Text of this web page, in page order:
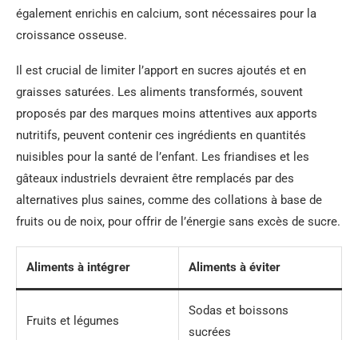
également enrichis en calcium, sont nécessaires pour la
croissance osseuse.
Il est crucial de limiter l’apport en sucres ajoutés et en
graisses saturées. Les aliments transformés, souvent
proposés par des marques moins attentives aux apports
nutritifs, peuvent contenir ces ingrédients en quantités
nuisibles pour la santé de l’enfant. Les friandises et les
gâteaux industriels devraient être remplacés par des
alternatives plus saines, comme des collations à base de
fruits ou de noix, pour offrir de l’énergie sans excès de sucre.
Aliments à intégrer Aliments à éviter
Fruits et légumes
Sodas et boissons
sucrées